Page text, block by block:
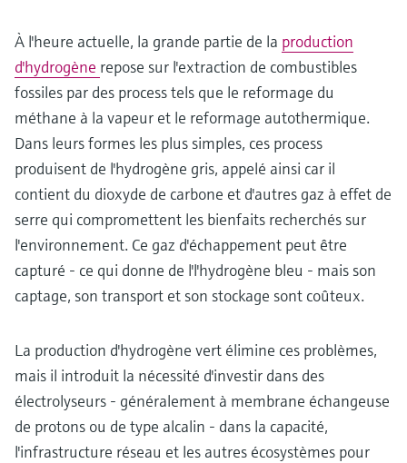
À l'heure actuelle, la grande partie de la production
d'hydrogène repose sur l'extraction de combustibles
fossiles par des process tels que le reformage du
méthane à la vapeur et le reformage autothermique.
Dans leurs formes les plus simples, ces process
produisent de l'hydrogène gris, appelé ainsi car il
contient du dioxyde de carbone et d'autres gaz à effet de
serre qui compromettent les bienfaits recherchés sur
l'environnement. Ce gaz d'échappement peut être
capturé - ce qui donne de l'l'hydrogène bleu - mais son
captage, son transport et son stockage sont coûteux.
La production d'hydrogène vert élimine ces problèmes,
mais il introduit la nécessité d'investir dans des
électrolyseurs - généralement à membrane échangeuse
de protons ou de type alcalin - dans la capacité,
l'infrastructure réseau et les autres écosystèmes pour